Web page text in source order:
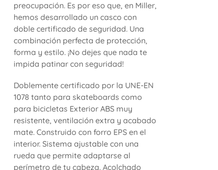
preocupación. Es por eso que, en Miller,
hemos desarrollado un casco con
doble certificado de seguridad. Una
combinación perfecta de protección,
forma y estilo. ¡No dejes que nada te
impida patinar con seguridad!
Doblemente certificado por la UNE-EN
1078 tanto para skateboards como
para bicicletas Exterior ABS muy
resistente, ventilación extra y acabado
mate. Construido con forro EPS en el
interior. Sistema ajustable con una
rueda que permite adaptarse al
perímetro de tu cabeza. Acolchado